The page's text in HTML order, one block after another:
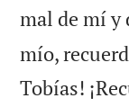
mal de mí y
mío,
Tobías!